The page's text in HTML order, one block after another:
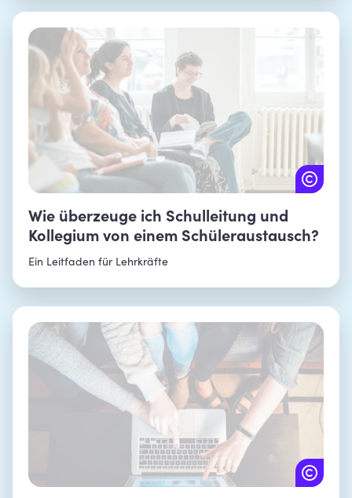
Wie überzeuge ich Schulleitung und
Kollegium von einem Schüleraustausch?
Ein Leitfaden für Lehrkräfte